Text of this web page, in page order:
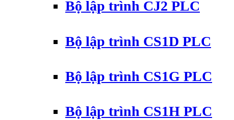
Bộ lập trình CJ2 PLC
Bộ lập trình CS1D PLC
Bộ lập trình CS1G PLC
Bộ lập trình CS1H PLC